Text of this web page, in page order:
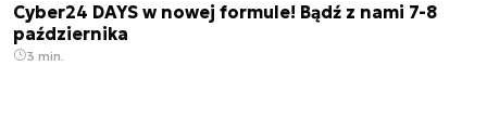
Cyber24 DAYS w nowej formule! Bądź z nami 7-8
października
3 min.